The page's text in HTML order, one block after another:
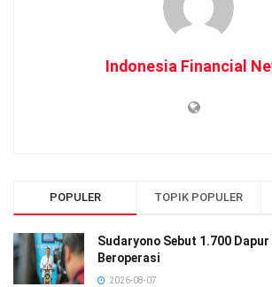
Indonesia Financial
POPULER TOPIK POPULER
Sudaryono Sebut 1.700 Dapur
Beroperasi
2026-08-07